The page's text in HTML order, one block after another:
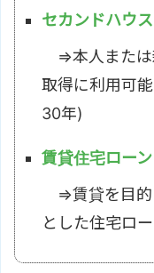
セカンドハウ
⇒本人または
取得に利用可
30年)
賃貸住宅ローン
⇒賃貸を目的
とした住宅ロ